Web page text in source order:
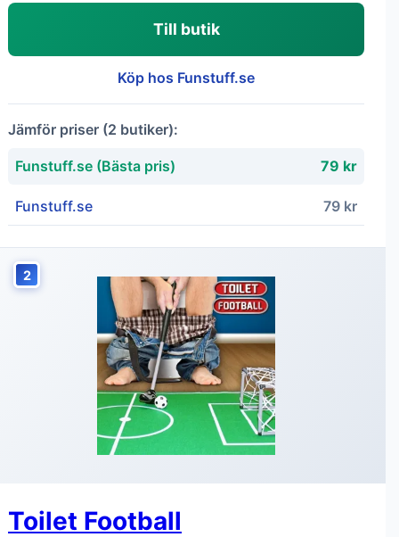
Till butik
Köp hos Funstuff.se
Jämför priser (2 butiker):
Funstuff.se (Bästa pris) 79 kr
Funstuff.se 79 kr
2
Toilet Football